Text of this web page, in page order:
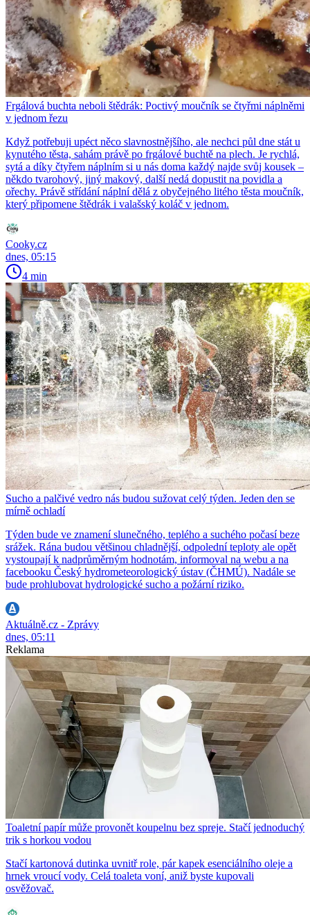
Frgálová buchta neboli štědrák: Poctivý moučník se čtyřmi náplněmi
v jednom řezu
Když potřebuji upéct něco slavnostnějšího, ale nechci půl dne stát u
kynutého těsta, sahám právě po frgálové buchtě na plech. Je rychlá,
sytá a díky čtyřem náplním si u nás doma každý najde svůj kousek –
někdo tvarohový, jiný makový, další nedá dopustit na povidla a
ořechy. Právě střídání náplní dělá z obyčejného litého těsta moučník,
který připomene štědrák i valašský koláč v jednom.
Cooky.cz
dnes, 05:15
4 min
Sucho a palčivé vedro nás budou sužovat celý týden. Jeden den se
mírně ochladí
Týden bude ve znamení slunečného, teplého a suchého počasí beze
srážek. Rána budou většinou chladnější, odpolední teploty ale opět
vystoupají k nadprůměrným hodnotám, informoval na webu a na
facebooku Český hydrometeorologický ústav (ČHMÚ). Nadále se
bude prohlubovat hydrologické sucho a požární riziko.
Aktuálně.cz - Zprávy
dnes, 05:11
Reklama
Toaletní papír může provonět koupelnu bez spreje. Stačí jednoduchý
trik s horkou vodou
Stačí kartonová dutinka uvnitř role, pár kapek esenciálního oleje a
hrnek vroucí vody. Celá toaleta voní, aniž byste kupovali
osvěžovač.